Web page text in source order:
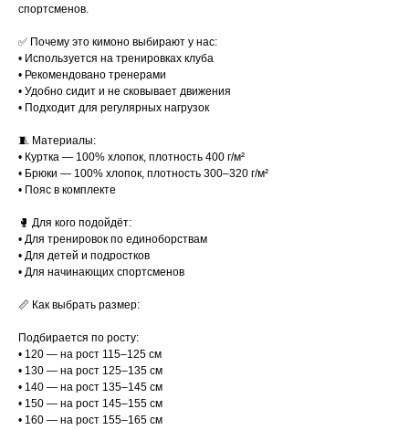
спортсменов.
✅ Почему это кимоно выбирают у нас:
• Используется на тренировках клуба
• Рекомендовано тренерами
• Удобно сидит и не сковывает движения
• Подходит для регулярных нагрузок
🧵 Материалы:
• Куртка — 100% хлопок, плотность 400 г/м²
• Брюки — 100% хлопок, плотность 300–320 г/м²
• Пояс в комплекте
🥊 Для кого подойдёт:
• Для тренировок по единоборствам
• Для детей и подростков
• Для начинающих спортсменов
📏 Как выбрать размер:
Подбирается по росту:
• 120 — на рост 115–125 см
• 130 — на рост 125–135 см
• 140 — на рост 135–145 см
• 150 — на рост 145–155 см
• 160 — на рост 155–165 см